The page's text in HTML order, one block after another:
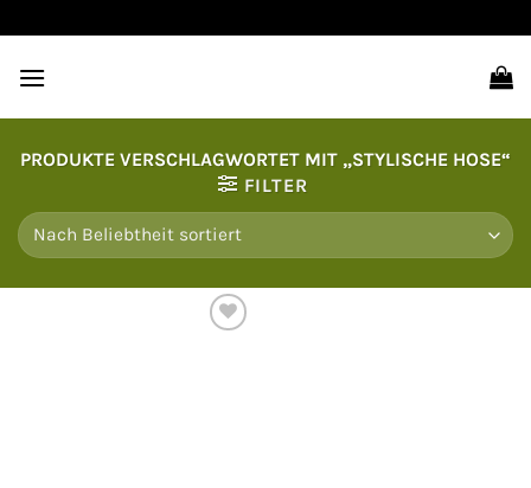
Inhalt
springen
PRODUKTE VERSCHLAGWORTET MIT „STYLISCHE HOSE“
FILTER